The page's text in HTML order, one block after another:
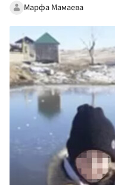
Марфа Мамаева